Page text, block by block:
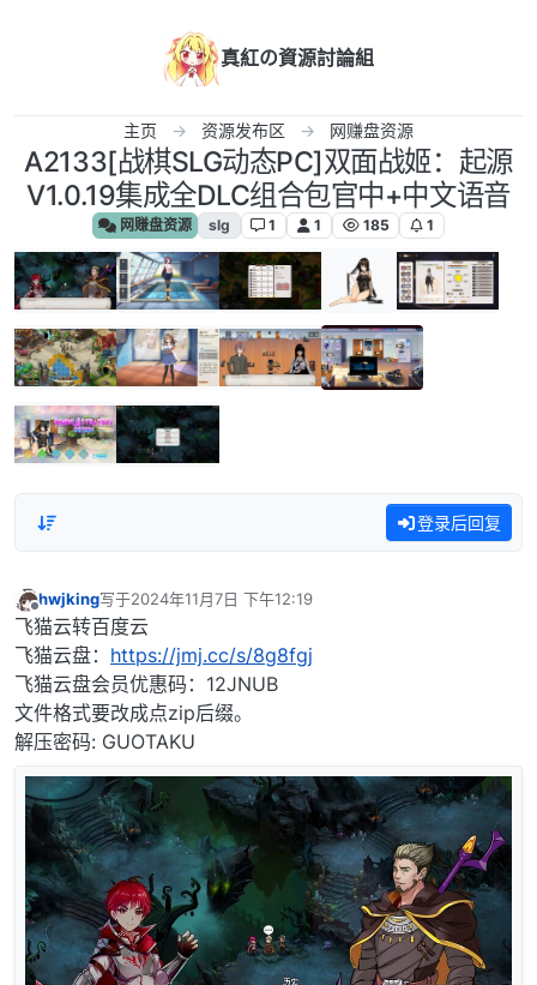
真紅の資源討論組
主页 资源发布区 网赚盘资源
A2133[战棋SLG动态PC]双面战姬：起源
V1.0.19集成全DLC组合包官中+中文语音
网赚盘资源 slg 1 1 185 1
登录后回复
离线
hwjking写于2024年11月7日 下午12:19
最后由 编辑
飞猫云转百度云
飞猫云盘： https://jmj.cc/s/8g8fgj
飞猫云盘会员优惠码：12JNUB
文件格式要改成点zip后缀。
解压密码: GUOTAKU